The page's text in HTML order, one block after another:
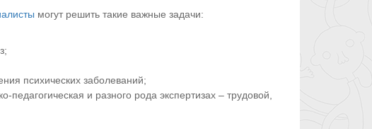
могут решить такие важные задачи:
психических заболеваний;
и разного рода экспертизах – трудовой,